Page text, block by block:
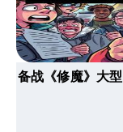
备战《修魔》大